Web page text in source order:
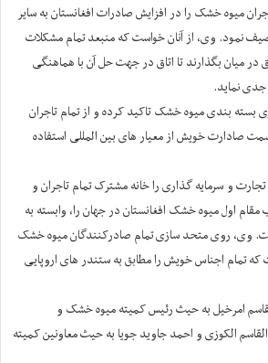
میوه خشک را در افزایش صادرات افغانستان به سایر
نمود. وی، از آنان خواست که منبعد تمام مشکلات
در میان بگذارند تا اتاق در جهت حل آن با هماهنگی
نماید.
بسته بندی میوه خشک تاکید کرده و از تمام تاجران
خویش از معیار های بین المللی استفاده
و سرمایه گذاری را خانه مشترک تمام تاجران و
اول میوه خشک افغانستان در جهان را، وابسته به
وی، روی متحد سازی تمام صادرکنندگان میوه خشک
که تمام اجناس خویش را مطابق به ستندر های اروپایی
امرخیل به حیث رئیس کمیته میوه خشک و
الکوزی و احمد جاوید جویا به حیث معاونین کمیته